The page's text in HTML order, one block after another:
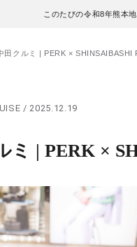
このたびの令和8年熊本
田クルミ | PERK ×
/ 2025.12.19
ミ | PERK ×